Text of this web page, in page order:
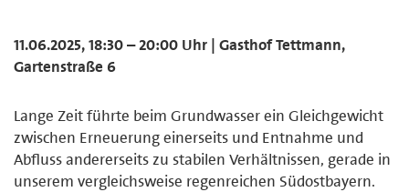
11.06.2025, 18:30 – 20:00 Uhr | Gasthof Tettmann,
Gartenstraße 6
Lange Zeit führte beim Grundwasser ein Gleichgewicht
zwischen Erneuerung einerseits und Entnahme und
Abfluss andererseits zu stabilen Verhältnissen, gerade in
unserem vergleichsweise regenreichen Südostbayern.